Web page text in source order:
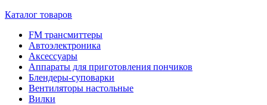
Каталог товаров
FM трансмиттеры
Автоэлектроника
Аксессуары
Аппараты для приготовления пончиков
Блендеры-суповарки
Вентиляторы настольные
Вилки